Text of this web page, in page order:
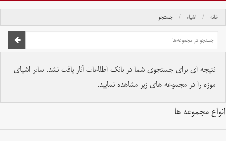
خانه اشیاء جستجو
نتیجه ای برای جستجوی شما در بانک اطلاعات آثار یافت نشد. سایر اشیای
موزه را در مجموعه های زیر مشاهده نمایید.
انواع مجموعه ها
تمام حقوق برای موسسه کتابخانه و موزه ملی ملک محفوظ است.